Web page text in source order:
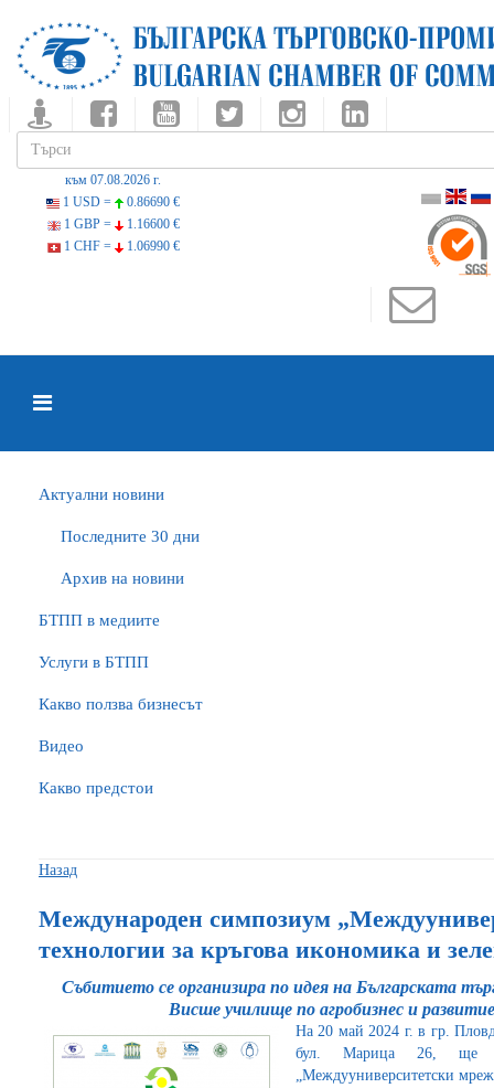
към 07.08.2026 г.
1 USD =
0.86690 €
1 GBP =
1.16600 €
1 CHF =
1.06990 €
Актуални новини
Последните 30 дни
Архив на новини
БTПП в медиите
Услуги в БТПП
Какво ползва бизнесът
Видео
Какво предстои
Назад
Международен симпозиум
технологии за кръгова икономика и
Събитието се организира по идея на Българската
Висше училище по агробизнес и
На 20 май 2024 г. в гр.
бул. Марица 26, ще
„Междууниверситетски